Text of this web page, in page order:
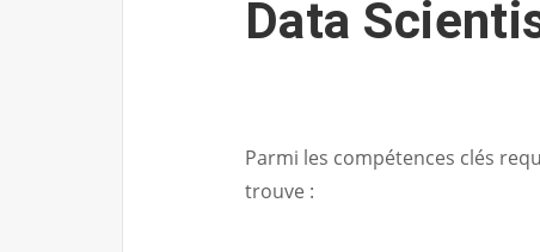
Data
Parmi les compétences clés
trouve :